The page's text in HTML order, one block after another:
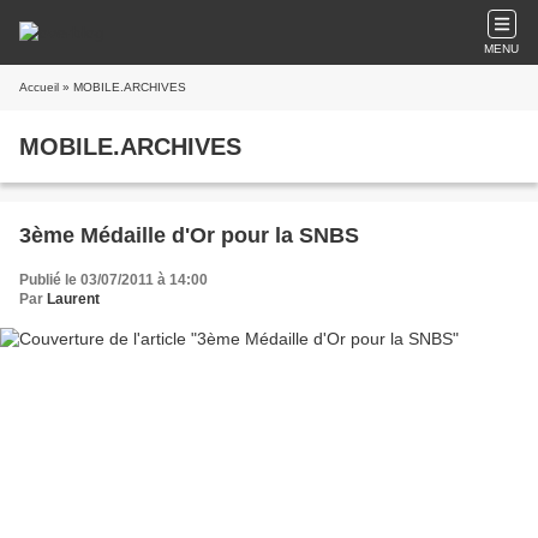
MENU
Accueil » MOBILE.ARCHIVES
MOBILE.ARCHIVES
3ème Médaille d'Or pour la SNBS
Publié le 03/07/2011 à 14:00
Par Laurent